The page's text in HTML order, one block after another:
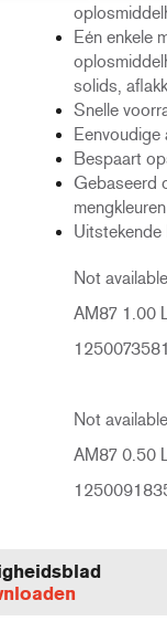
Eén enkele
solids,
Snelle
Eenvoudige
Bespaart
Gebaseerd
Uitstekende
Not available
AM87 1.00
1250073581
Not available
AM87 0.50